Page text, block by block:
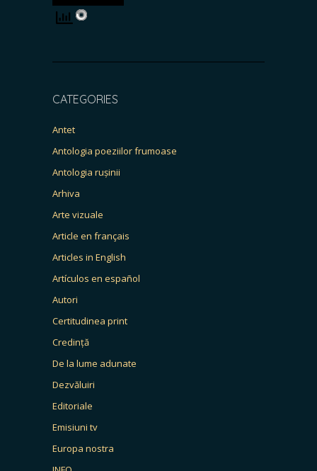
CATEGORIES
Antet
Antologia poeziilor frumoase
Antologia rușinii
Arhiva
Arte vizuale
Article en français
Articles in English
Artículos en español
Autori
Certitudinea print
Credință
De la lume adunate
Dezvăluiri
Editoriale
Emisiuni tv
Europa nostra